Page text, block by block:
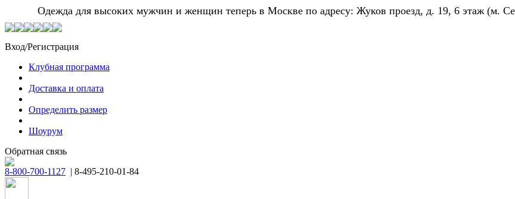
Одежда для высоких мужчин и женщин теперь в Москве по адресу: Жуков проезд, д. 19, 6 этаж (м.
Вход/Регистрация
Клубная программа
Доставка и оплата
Определить размер
Шоурум
Обратная связь
8-800-700-1127 | 8-495-210-01-84